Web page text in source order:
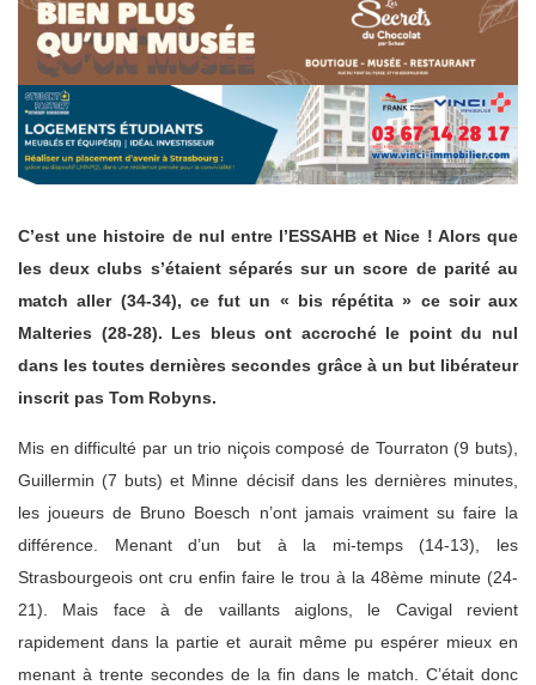
C’est une histoire de nul entre l’ESSAHB et Nice ! Alors que
les deux clubs s’étaient séparés sur un score de parité au
match aller (34-34), ce fut un « bis répétita » ce soir aux
Malteries (28-28). Les bleus ont accroché le point du nul
dans les toutes dernières secondes grâceà un but libérateur
inscrit pas Tom Robyns.
Mis en difficulté par un trio niçois composé de Tourraton (9 buts),
Guillermin (7 buts) et Minne décisif dans les dernières minutes,
les joueurs de Bruno Boesch n’ont jamais vraiment su faire la
différence. Menant d’un but à la mi-temps (14-13), les
Strasbourgeois ont cru enfin faire le trou à la 48ème minute (24-
21). Mais face à de vaillants aiglons, le Cavigal revient
rapidement dans la partie et aurait même pu espérer mieux en
menant à trente secondes de la fin dans le match. C’était donc